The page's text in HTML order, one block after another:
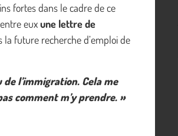
fortes dans le cadre de ce
euxune lettre de
la future recherche d’emploi de
l’immigration. Cela me
comment m’y prendre. »